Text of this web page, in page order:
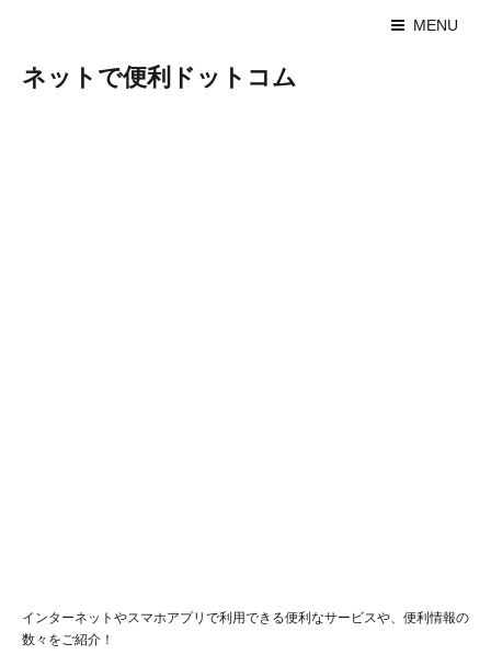
MENU
ネットで便利ドットコム
インターネットやスマホアプリで利用できる便利なサービスや、便利情報の
数々をご紹介！